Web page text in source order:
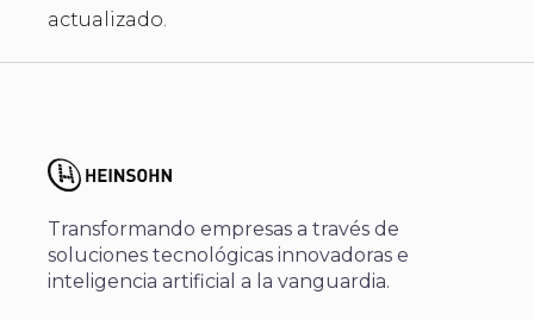
actualizado.
Transformando empresas a través de
soluciones tecnológicas innovadoras e
inteligencia artificial a la vanguardia.